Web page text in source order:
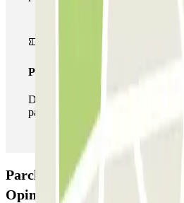
Pass illlimitato
Durante il tuo soggiorno potrai
parcheggio tutte le volte che vorrai.
Parcheggio Rúa de
Opinioni